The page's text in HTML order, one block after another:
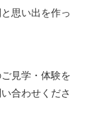
思い出を作っ
見学・体験を
合わせくださ